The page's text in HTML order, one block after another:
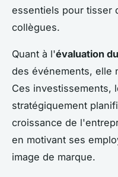
essentiels pour tisser
collègues.
Quant à l'évaluation
des événements, elle
Ces investissements,
stratégiquement
croissance de
en motivant ses
image de marque.